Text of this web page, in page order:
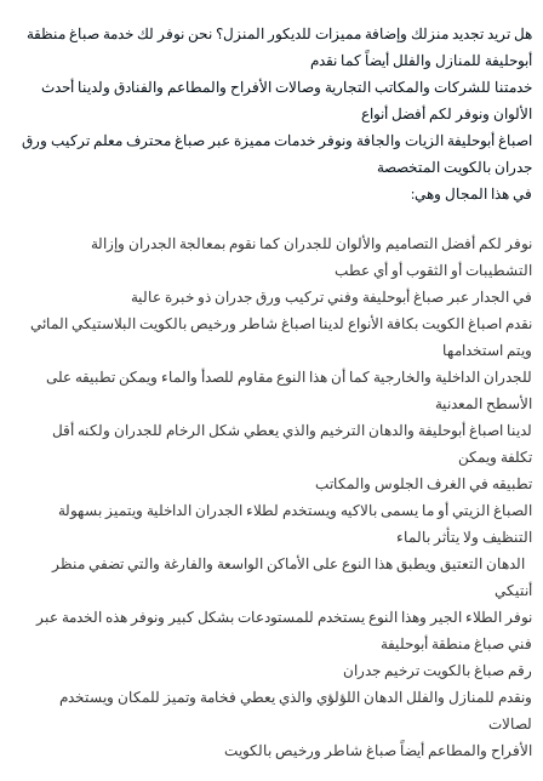
هل تريد تجديد منزلك وإضافة مميزات للديكور المنزل؟ نحن نوفر لك خدمة صباغ منظقة
أبوحليفة للمنازل والفلل أيضاً كما نقدم
خدمتنا للشركات والمكاتب التجارية وصالات الأفراح والمطاعم والفنادق ولدينا أحدث
الألوان ونوفر لكم أفضل أنواع
اصباغ أبوحليفة الزيات والجافة ونوفر خدمات مميزة عبر صباغ محترف معلم تركيب ورق
جدران بالكويت المتخصصة
في هذا المجال وهي:
نوفر لكم أفضل التصاميم والألوان للجدران كما نقوم بمعالجة الجدران وإزالة
التشطيبات أو الثقوب أو أي عطب
في الجدار عبر صباغ أبوحليفة وفني تركيب ورق جدران ذو خبرة عالية
نقدم اصباغ الكويت بكافة الأنواع لدينا اصباغ شاطر ورخيص بالكويت البلاستيكي المائي
ويتم استخدامها
للجدران الداخلية والخارجية كما أن هذا النوع مقاوم للصدأ والماء ويمكن تطبيقه على
الأسطح المعدنية
لدينا اصباغ أبوحليفة والدهان الترخيم والذي يعطي شكل الرخام للجدران ولكنه أقل
تكلفة ويمكن
تطبيقه في الغرف الجلوس والمكاتب
الصباغ الزيتي أو ما يسمى بالاكيه ويستخدم لطلاء الجدران الداخلية ويتميز بسهولة
التنظيف ولا يتأثر بالماء
الدهان التعتيق ويطبق هذا النوع على الأماكن الواسعة والفارغة والتي تضفي منظر
أنتيكي
نوفر الطلاء الجير وهذا النوع يستخدم للمستودعات بشكل كبير ونوفر هذه الخدمة عبر
فني صباغ منطقة أبوحليفة
رقم صباغ بالكويت ترخيم جدران
ونقدم للمنازل والفلل الدهان اللؤلؤي والذي يعطي فخامة وتميز للمكان ويستخدم
لصالات
الأفراح والمطاعم أيضاً صباغ شاطر ورخيص بالكويت